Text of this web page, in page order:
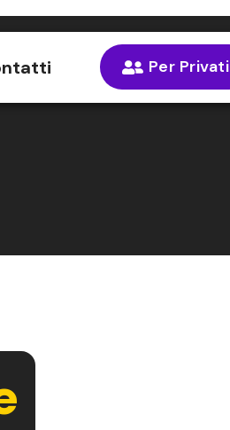
Per Privati